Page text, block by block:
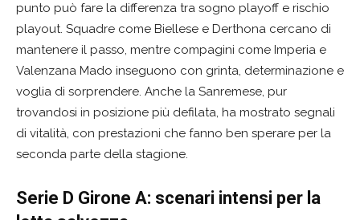
punto può fare la differenza tra sogno playoff e rischio
playout. Squadre come Biellese e Derthona cercano di
mantenere il passo, mentre compagini come Imperia e
Valenzana Mado inseguono con grinta, determinazione e
voglia di sorprendere. Anche la Sanremese, pur
trovandosi in posizione più defilata, ha mostrato segnali
di vitalità, con prestazioni che fanno ben sperare per la
seconda parte della stagione.
Serie D Girone A: scenari intensi per la